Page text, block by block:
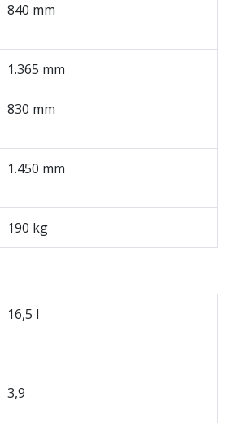
840 mm
1.365 mm
830 mm
1.450 mm
190 kg
16,5 l
3,9